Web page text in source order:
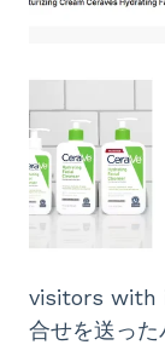
visitors with
合せを送った